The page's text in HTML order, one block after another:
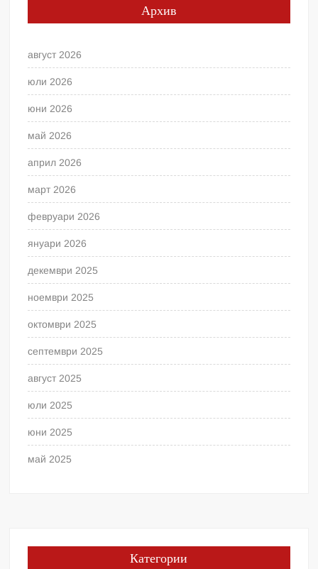
Архив
август 2026
юли 2026
юни 2026
май 2026
април 2026
март 2026
февруари 2026
януари 2026
декември 2025
ноември 2025
октомври 2025
септември 2025
август 2025
юли 2025
юни 2025
май 2025
Категории